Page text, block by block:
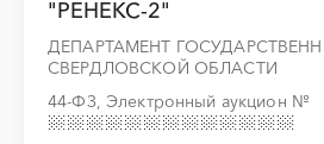
"РЕНЕКС-2"
ДЕПАРТАМЕНТ
СВЕРДЛОВСКОЙ ОБЛАСТИ
44-ФЗ, Электронный аукцион №